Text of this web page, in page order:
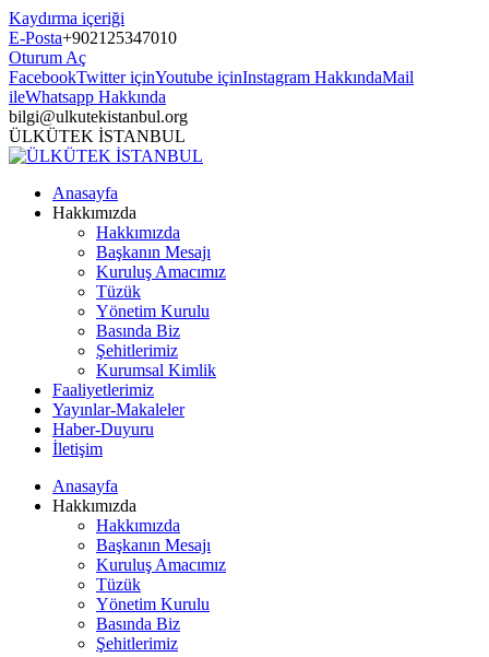
Kaydırma içeriği
E-Posta+902125347010
Oturum Aç
FacebookTwitter içinYoutube içinInstagram HakkındaMail
ileWhatsapp Hakkında
bilgi@ulkutekistanbul.org
ÜLKÜTEK İSTANBUL
Anasayfa
Hakkımızda
Hakkımızda
Başkanın Mesajı
Kuruluş Amacımız
Tüzük
Yönetim Kurulu
Basında Biz
Şehitlerimiz
Kurumsal Kimlik
Faaliyetlerimiz
Yayınlar-Makaleler
Haber-Duyuru
İletişim
Anasayfa
Hakkımızda
Hakkımızda
Başkanın Mesajı
Kuruluş Amacımız
Tüzük
Yönetim Kurulu
Basında Biz
Şehitlerimiz